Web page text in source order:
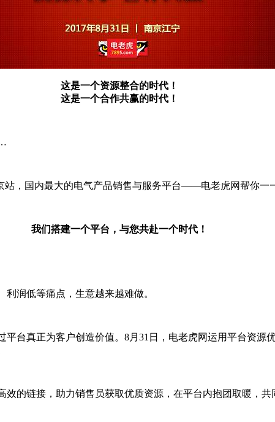
这是一个资源整合的时代！
这是一个合作共赢的时代！
，国内最大的电气产品销售与服务平台——电老虎网帮你一
我们搭建一个平台，与您共赴一个时代！
润低等痛点，生意越来越难做。
台真正为客户创造价值。8月31日，电老虎网运用平台资源
的链接，助力销售员获取优质资源，在平台内抱团取暖，共